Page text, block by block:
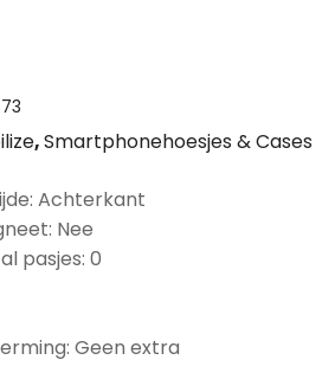
,Smartphonehoesjes & Cases
Achterkant
Nee
pasjes: 0
Geen extra